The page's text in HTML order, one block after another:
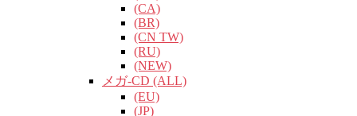
(CA)
(BR)
(CN TW)
(RU)
(NEW)
メガ-CD (ALL)
(EU)
(JP)